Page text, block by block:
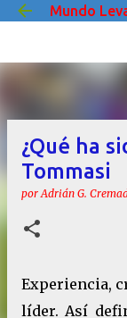
Mundo
¿Qué ha
Tommasi
porAdrián G.
Experiencia,
líder. Así